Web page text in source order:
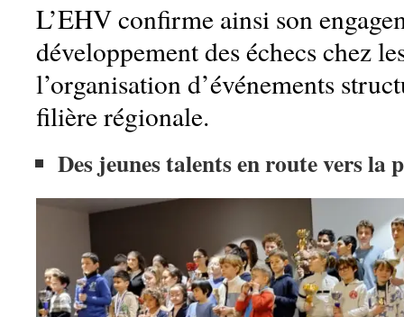
L’EHV confirme ainsi son
développement des échecs chez
l’organisation d’événements
filière régionale.
Des jeunes talents en route vers la